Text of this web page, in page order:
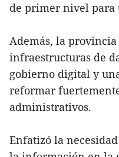
de primer nivel para
Además, la
infraestructuras de
gobierno digital y
reformar
administrativos.
Enfatizó la